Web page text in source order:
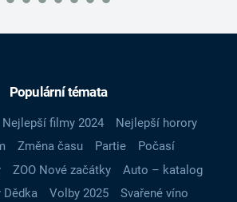
Populární témata
Nejlepší filmy 2024
Nejlepší horory
Změna času Partie
Počasí
ZOO Nové začátky
Auto – katalog
Dědka
Volby 2025
Svařené víno